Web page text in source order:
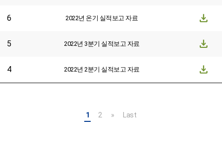
6 2022년 온기 실적보고 자료 download
5 2022년 3분기 실적보고 자료 download
4 2022년 2분기 실적보고 자료 download
1 2 » Last